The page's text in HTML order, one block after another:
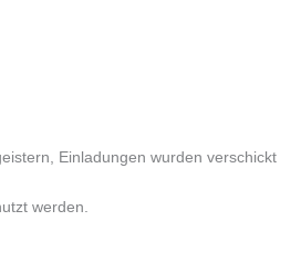
Einladungen wurden verschickt
werden.